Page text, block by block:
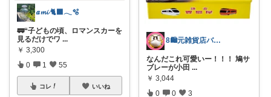
𝒂𝓶𝓲 🐈‍⬛𓂃🫧‪
🚃“子どもの頃、ロマンスカーを
見るだけでワ ...
￥ 3,300
0 1 55
コレ いいね
8🛍️元雑貨店バイヤー
なんだこれ可愛いー！！！ 鳩サ
ブレーが小田 ...
￥ 3,044
0 0 3